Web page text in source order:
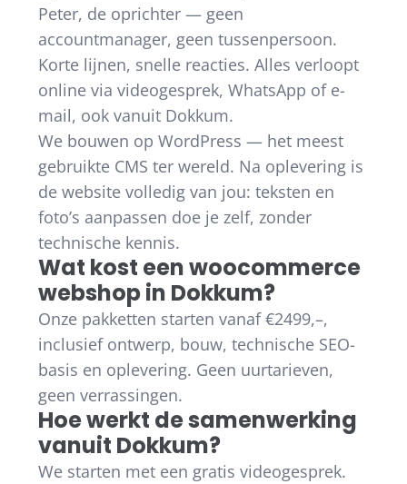
Peter, de oprichter — geen
accountmanager, geen tussenpersoon.
Korte lijnen, snelle reacties. Alles verloopt
online via videogesprek, WhatsApp of e-
mail, ook vanuit Dokkum.
We bouwen op WordPress — het meest
gebruikte CMS ter wereld. Na oplevering is
de website volledig van jou: teksten en
foto’s aanpassen doe je zelf, zonder
technische kennis.
Wat kost een woocommerce
webshop in Dokkum?
Onze pakketten starten vanaf €2499,–,
inclusief ontwerp, bouw, technische SEO-
basis en oplevering. Geen uurtarieven,
geen verrassingen.
Hoe werkt de samenwerking
vanuit Dokkum?
We starten met een gratis videogesprek.